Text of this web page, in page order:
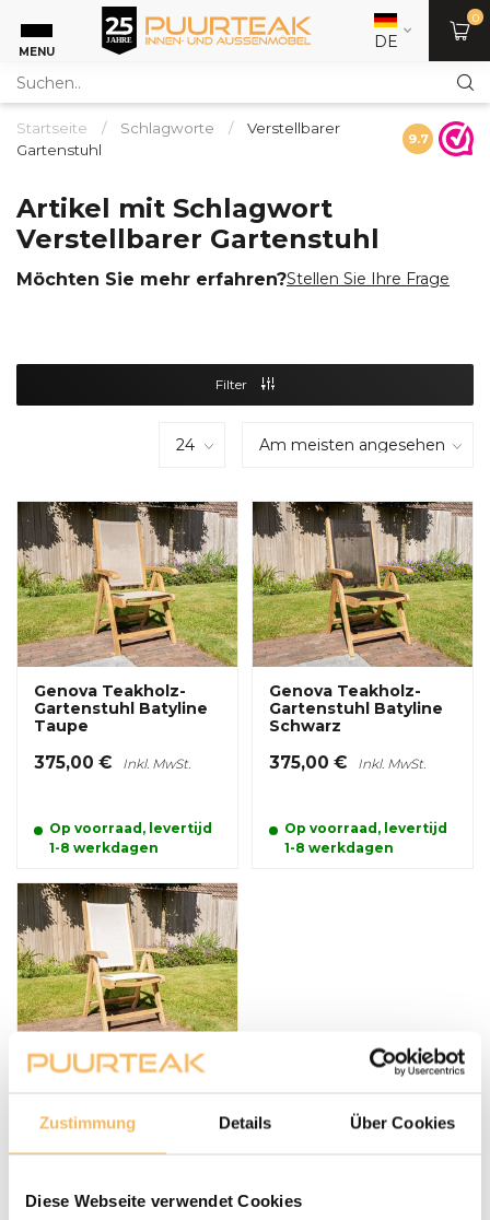
Zustimmung Details Über Cookies
Diese Webseite verwendet Cookies
MENU DE
0
Startseite / Schlagworte /
Verstellbarer
Gartenstuhl
9.7
Artikel mit Schlagwort
Verstellbarer Gartenstuhl
Möchten Sie mehr erfahren?Stellen Sie Ihre Frage
Filter
Genova Teakholz-
Gartenstuhl Batyline
Taupe
375,00 € Inkl. MwSt.
Op voorraad, levertijd
1-8 werkdagen
Genova Teakholz-
Gartenstuhl Batyline
Schwarz
375,00 € Inkl. MwSt.
Op voorraad, levertijd
1-8 werkdagen
Genova Teakholz-
Op voorraad, levertijd